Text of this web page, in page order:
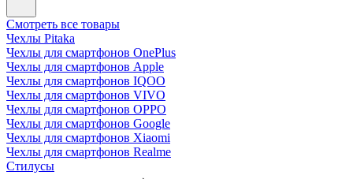
Смотреть все товары
Чехлы Pitaka
Чехлы для смартфонов OnePlus
Чехлы для смартфонов Apple
Чехлы для смартфонов IQOO
Чехлы для смартфонов VIVO
Чехлы для смартфонов OPPO
Чехлы для смартфонов Google
Чехлы для смартфонов Xiaomi
Чехлы для смартфонов Realme
Стилусы